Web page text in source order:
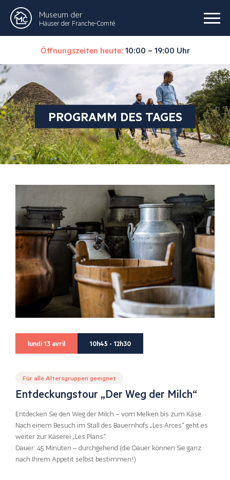
Museum der
Häuser der Franche-Comté
Öffnungszeiten heute: 10:00 – 19:00 Uhr
PROGRAMM DES TAGES
lundi 13 avril 10h45 - 12h30
Für alle Altersgruppen geeignet
Entdeckungstour „Der Weg der Milch“
Entdecken Sie den Weg der Milch – vom Melken bis zum Käse.
Nach einem Besuch im Stall des Bauernhofs „Les Arces“ geht es
weiter zur Käserei „Les Plans“.
Dauer: 45 Minuten – durchgehend (die Dauer können Sie ganz
nach Ihrem Appetit selbst bestimmen!)